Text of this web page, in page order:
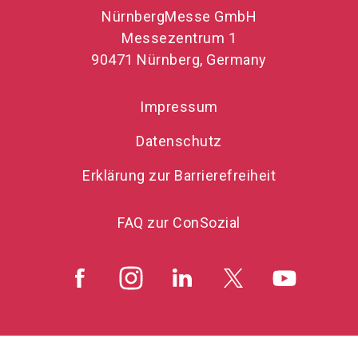
NürnbergMesse GmbH
Messezentrum 1
90471 Nürnberg, Germany
Impressum
Datenschutz
Erklärung zur Barrierefreiheit
FAQ zur ConSozial